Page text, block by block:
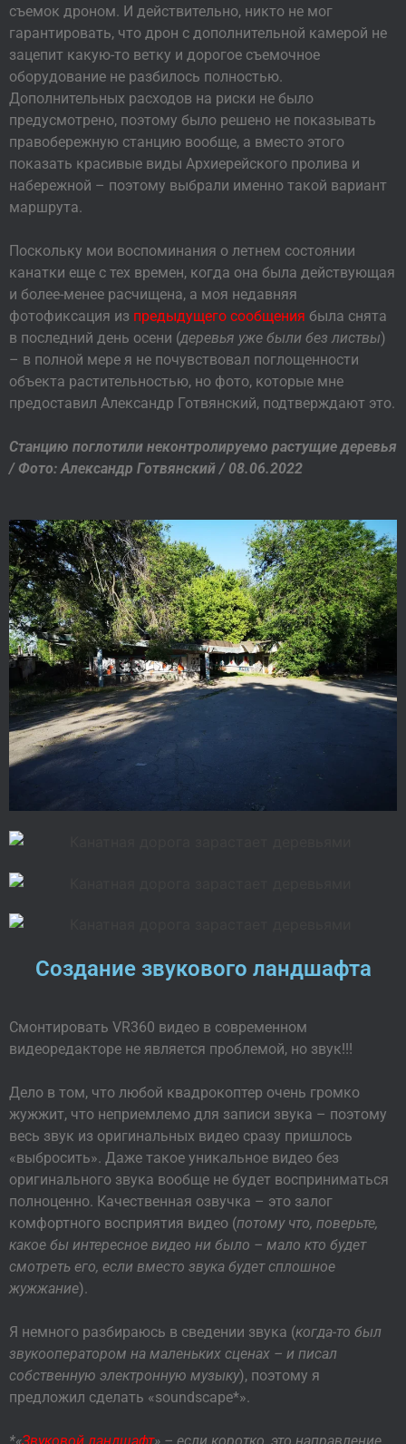
съемок дроном. И действительно, никто не мог
гарантировать, что дрон с дополнительной камерой не
зацепит какую-то ветку и дорогое съемочное
оборудование не разбилось полностью.
Дополнительных расходов на риски не было
предусмотрено, поэтому было решено не показывать
правобережную станцию вообще, а вместо этого
показать красивые виды Архиерейского пролива и
набережной – поэтому выбрали именно такой вариант
маршрута.
Поскольку мои воспоминания о летнем состоянии
канатки еще с тех времен, когда она была действующая
и более-менее расчищена, а моя недавняя
фотофиксация из предыдущего сообщения была снята
в последний день осени (деревья уже были без листвы)
– в полной мере я не почувствовал поглощенности
объекта растительностью, но фото, которые мне
предоставил Александр Готвянский, подтверждают это.
Станцию поглотили неконтролируемо растущие деревья
/ Фото: Александр Готвянский / 08.06.2022
Создание звукового ландшафта
Смонтировать VR360 видео в современном
видеоредакторе не является проблемой, но звук!!!
Дело в том, что любой квадрокоптер очень громко
жужжит, что неприемлемо для записи звука – поэтому
весь звук из оригинальных видео сразу пришлось
«выбросить». Даже такое уникальное видео без
оригинального звука вообще не будет восприниматься
полноценно. Качественная озвучка – это залог
комфортного восприятия видео (потому что, поверьте,
какое бы интересное видео ни было – мало кто будет
смотреть его, если вместо звука будет сплошное
жужжание).
Я немного разбираюсь в сведении звука (когда-то был
звукооператором на маленьких сценах – и писал
собственную электронную музыку), поэтому я
предложил сделать «soundscape*».